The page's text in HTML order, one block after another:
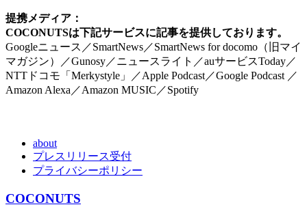
提携メディア：
COCONUTSは下記サービスに記事を提供しております。
Googleニュース／SmartNews／SmartNews for docomo（旧マイ
マガジン）／Gunosy／ニュースライト／auサービスToday／
NTTドコモ「Merkystyle」／Apple Podcast／Google Podcast ／
Amazon Alexa／Amazon MUSIC／Spotify
about
プレスリリース受付
プライバシーポリシー
COCONUTS